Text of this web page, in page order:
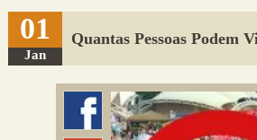
Sugerir Link
Adicionar Blog
Colmeia Exchange
Perguntas Frequentes
01
Jan
Quantas Pessoas Podem